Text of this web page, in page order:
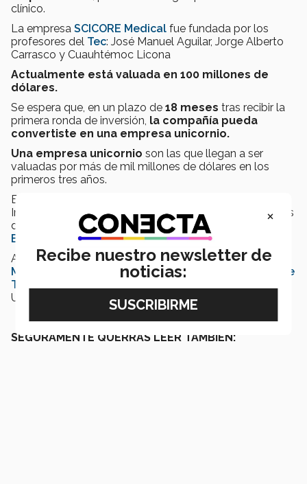
clínico.
La empresa SCICORE Medical fue fundada por los
profesores del Tec: José Manuel Aguilar, Jorge Alberto
Carrasco y Cuauhtémoc Licona
Actualmente está valuada en 100 millones de
dólares.
Se espera que, en un plazo de 18 meses tras recibir la
primera ronda de inversión, la compañía pueda
convertiste en una empresa unicornio.
Una empresa unicornio son las que llegan a ser
valuadas por más de mil millones de dólares en los
primeros tres años.
El
Intersectorial para la Innovación, y cofinanciado a través
del Fondo Sectorial de Innovación de la
Economía
(SE) y elNewton Fund.
Además, es coordinado con ladel Reino Unido en
México,
Royal Academy of Engineering
Red de
Talento Red Gl
Unido.
SEGURAMENTE QUERRÁS LEER TAMBIÉN:
×
Recibe nuestro newsletter de
noticias: